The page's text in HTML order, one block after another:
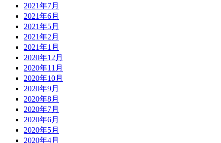
2021年7月
2021年6月
2021年5月
2021年2月
2021年1月
2020年12月
2020年11月
2020年10月
2020年9月
2020年8月
2020年7月
2020年6月
2020年5月
2020年4月